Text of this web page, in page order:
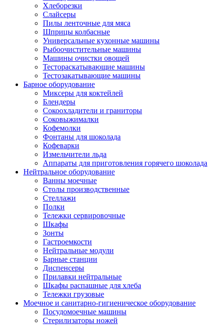
Хлеборезки
Слайсеры
Пилы ленточные для мяса
Шприцы колбасные
Универсальные кухонные машины
Рыбоочистительные машины
Машины очистки овощей
Тестораскатывающие машины
Тестозакатывающие машины
Барное оборудование
Миксеры для коктейлей
Блендеры
Сокоохладители и граниторы
Соковыжималки
Кофемолки
Фонтаны для шоколада
Кофеварки
Измельчители льда
Аппараты для приготовления горячего шоколада
Нейтральное оборудование
Ванны моечные
Столы производственные
Стеллажи
Полки
Тележки сервировочные
Шкафы
Зонты
Гастроемкости
Нейтральные модули
Барные станции
Диспенсеры
Прилавки нейтральные
Шкафы распашные для хлеба
Тележки грузовые
Моечное и санитарно-гигиеническое оборудование
Посудомоечные машины
Стерилизаторы ножей